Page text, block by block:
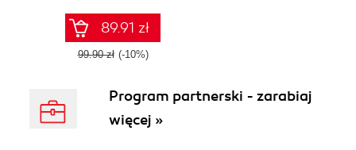
89.91 zł
99.90 zł (-10%)
Program partnerski - zarabiaj
więcej »